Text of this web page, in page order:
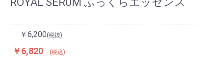
￥6,200(税抜)
￥6,820 (税込)